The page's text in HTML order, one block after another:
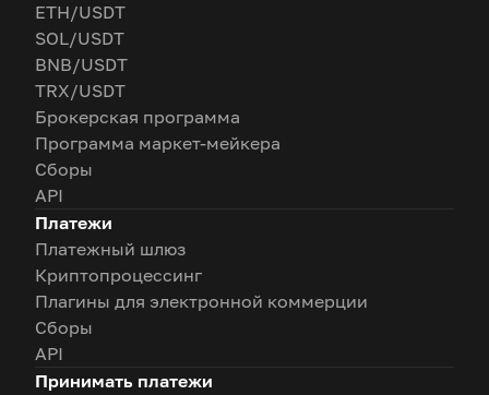
ETH/USDT
SOL/USDT
BNB/USDT
TRX/USDT
Брокерская программа
Программа маркет-мейкера
Сборы
API
Платежи
Платежный шлюз
Криптопроцессинг
Плагины для электронной коммерции
Сборы
API
Принимать платежи